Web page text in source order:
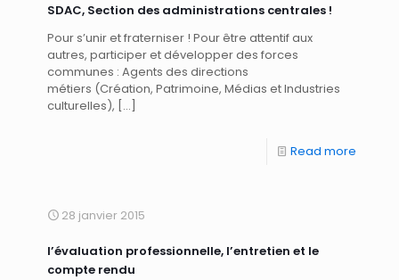
SDAC, Section des administrations centrales !
Pour s’unir et fraterniser ! Pour être attentif aux
autres, participer et développer des forces
communes : Agents des directions
métiers (Création, Patrimoine, Médias et Industries
culturelles), […]
Read more
28 janvier 2015
l’évaluation professionnelle, l’entretien et le
compte rendu